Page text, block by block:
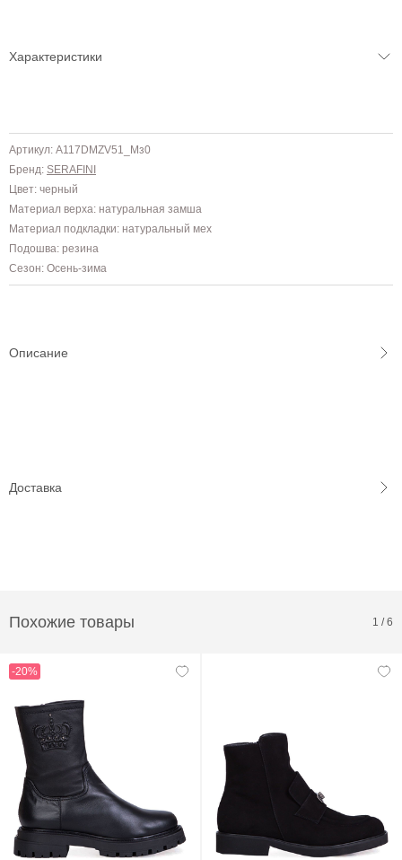
Характеристики
Артикул: A117DMZV51_Mз0
Бренд: SERAFINI
Цвет: черный
Материал верха: натуральная замша
Материал подкладки: натуральный мех
Подошва: резина
Сезон: Осень-зима
Описание
Доставка
Похожие товары 1 /6
-20%